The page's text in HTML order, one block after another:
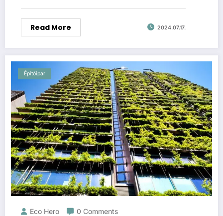
Read More 2024.07.17.
Építőipar
Eco Hero 0 Comments